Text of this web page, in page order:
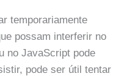
temporariamente
possam interferir no
no JavaScript pode
pode ser útil tentar